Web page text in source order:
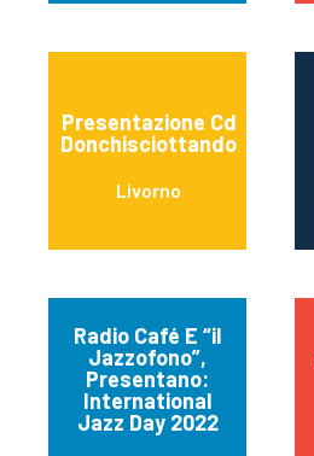
Presentazione Cd
Donchisciottando
Livorno
Radio Café E “il
Jazzofono”,
Presentano:
International
Jazz Day 2022